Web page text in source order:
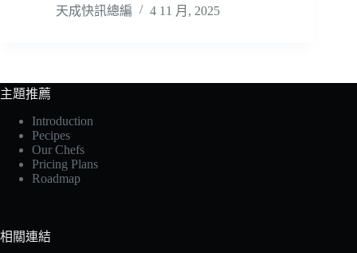
天成快訊總編
4 11 月, 2025
主題推薦
Introduction
Pecipes
Our Chefs
Pricing Plans
Roadmap
相關連結